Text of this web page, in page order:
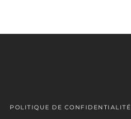
POLITIQUE DE CONFIDENTIALITÉ